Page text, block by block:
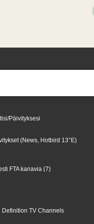
Päivityksesi
(News, Hotbird 13°E)
FTA kanavia (7)
TV Channels